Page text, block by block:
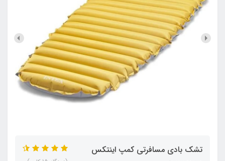
تشک بادی مسافرتی کمپ اینتکس